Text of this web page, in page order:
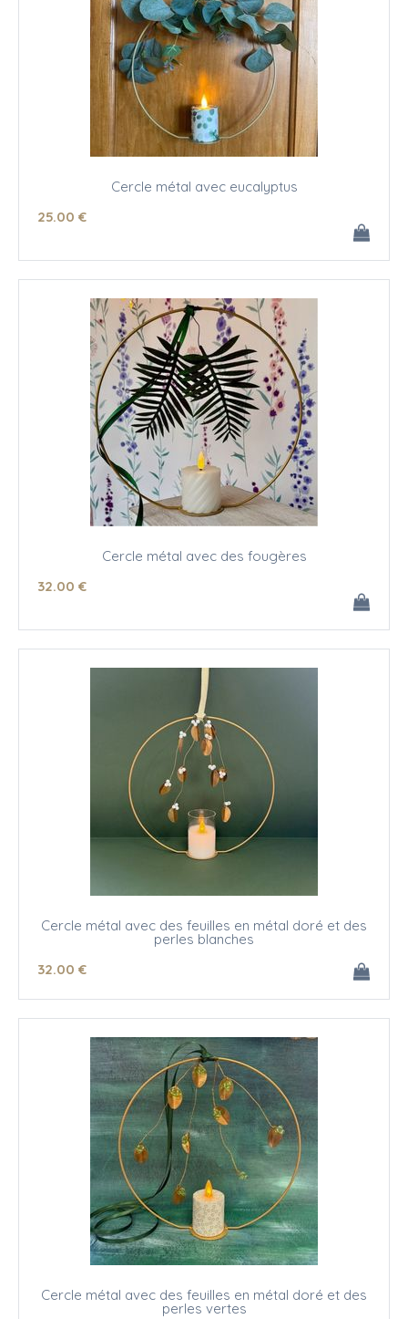
Cercle métal avec eucalyptus
25.00 €
Cercle métal avec des fougères
32.00 €
Cercle métal avec des feuilles en métal doré et des
perles blanches
32.00 €
Cercle métal avec des feuilles en métal doré et des
perles vertes